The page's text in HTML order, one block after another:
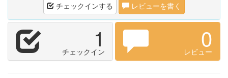
チェックインする レビューを書く
1
チェックイン 0
レビュー